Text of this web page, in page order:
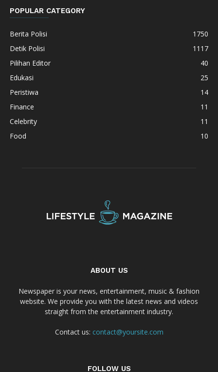
POPULAR CATEGORY
Berita Polisi
1750
Detik Polisi
1117
Pilihan Editor
40
Edukasi
25
Peristiwa
14
Finance
11
Celebrity
11
Food
10
ABOUT US
Newspaper is your news, entertainment, music & fashion
website. We provide you with the latest news and videos
straight from the entertainment industry.
Contact us: contact@yoursite.com
FOLLOW US